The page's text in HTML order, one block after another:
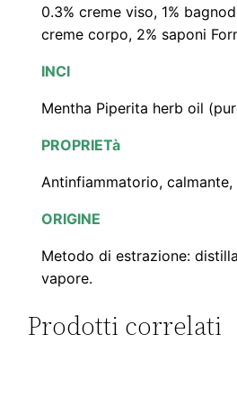
0.3% creme viso, 1%
creme corpo, 2% saponi
INCI
Mentha Piperita herb oil
PROPRIETà
Antinfiammatorio,
ORIGINE
Metodo di estrazione:
vapore.
Prodotti correlati